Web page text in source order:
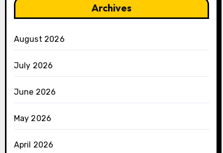
Archives
August 2026
July 2026
June 2026
May 2026
April 2026